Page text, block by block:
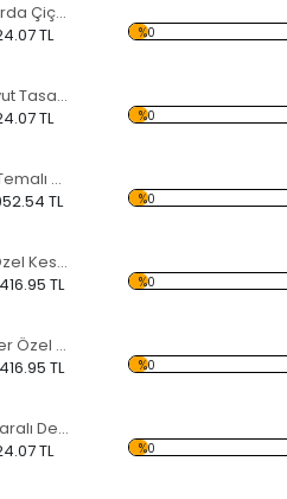
Farklı Ebatlarda Çiçek Temalı Desen Saat
TL %0
Modern Soyut Tasarım 4 Temalı Desen Saat
TL %0
Soru İşaret Temalı Pleksi Saat
TL %0
Ayna Kedi Özel Kesim Saat
TL %0
Ayna Daireler Özel Kesim Saat
TL %0
Deniz manzaralı Desen Saat
TL %0